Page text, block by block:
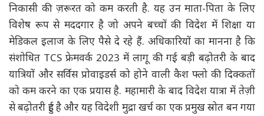
निकासी की ज़रूरत को कम करती है. यह उन माता-पिता के लिए
विशेष रूप से मददगार है जो अपने बच्चों की विदेश में शिक्षा या
मेडिकल इलाज के लिए पैसे दे रहे हैं. अधिकारियों का मानना ​​है कि
संशोधित TCS फ्रेमवर्क 2023 में लागू की गई बड़ी बढ़ोतरी के बाद
यात्रियों और सर्विस प्रोवाइडर्स को होने वाली कैश फ्लो की दिक्कतों
को कम करने का एक प्रयास है. महामारी के बाद विदेश यात्रा में तेज़ी
से बढ़ोतरी हुई है और यह विदेशी मुद्रा खर्च का एक प्रमुख स्रोत बन गया